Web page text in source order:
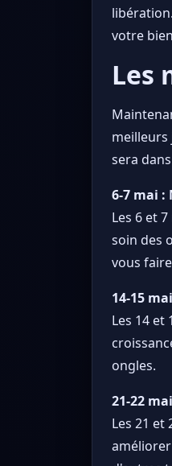
votre
Les
meilleurs
sera
6-7 mai :
Les 6 et
soin des
vous
14-15
Les 14
ongles.
21-22
Les 21